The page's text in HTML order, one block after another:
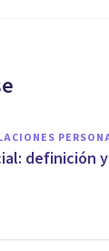
definición